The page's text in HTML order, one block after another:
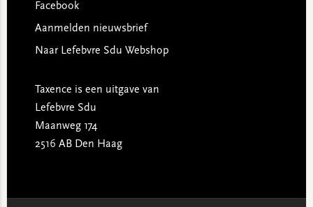
Facebook
Aanmelden nieuwsbrief
Naar Lefebvre Sdu Webshop
Taxence is een uitgave van
Lefebvre Sdu
Maanweg 174
2516 AB Den Haag